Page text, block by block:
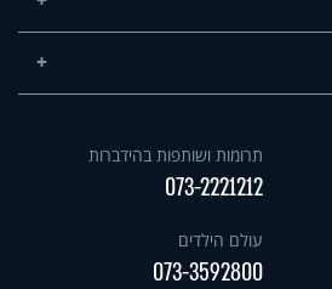
תרומות ושותפות בהידברות
073-2221212
עולם הילדים
073-3592800